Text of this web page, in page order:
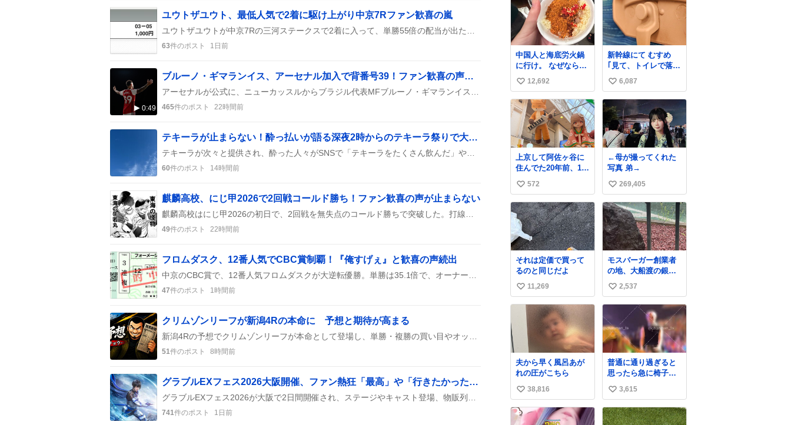
ユウトザユウト、最低人気で2着に駆け上がり中京7Rファン歓喜の嵐
ユウトザユウトが中京7Rの三河ステークスで2着に入って、単勝55倍の配当が出たことがSNSで大きく取り上げられ、ファンから「ありがとう！」や「キター！！！！」といった歓声が上がっている。
63件のポスト 1日前
0:49
ブルーノ・ギマランイス、アーセナル加入で背番号39！ファン歓喜の声『ようこそ！』
アーセナルが公式に、ニューカッスルからブラジル代表MFブルーノ・ギマランイスを獲得したと発表。移籍金は約159億円、4年契約で背番号は39に決まった。中盤の強化が期待されている。
465件のポスト 22時間前
テキーラが止まらない！酔っ払いが語る深夜2時からのテキーラ祭りで大盛り上がり
テキーラが次々と提供され、酔った人々がSNSで「テキーラをたくさん飲んだ」や「テキーラ祭りで盛り上がった」と語っている様子が広がっている。飲み過ぎで体調が崩れたという投稿も見受けられる。
60件のポスト 14時間前
麒麟高校、にじ甲2026で2回戦コールド勝ち！ファン歓喜の声が止まらない
麒麟高校はにじ甲2026の初日で、2回戦を無失点のコールド勝ちで突破した。打線が次々にヒットを重ね、投手陣も完封に近いピッチングを見せ、観戦者からは「強すぎる」「めっちゃ面白かった」などの声が上がっている。さらに、監督の宇佐美さんへの称賛も多く、次の試合への期待が高まっている。
49件のポスト 22時間前
フロムダスク、12番人気でCBC賞制覇！『俺すげぇ』と歓喜の声続出
中京のCBC賞で、12番人気フロムダスクが大逆転優勝。単勝は35.1倍で、オーナー藤田晋と騎手中井裕二にとって初の重賞勝利となり、ファンの間で「俺すげぇ」や「大穴ありがとう」などの歓声が上がっている。
47件のポスト 1時間前
クリムゾンリーフが新潟4Rの本命に 予想と期待が高まる
新潟4Rの予想でクリムゾンリーフが本命として登場し、単勝・複勝の買い目やオッズが話題になっている。馬連や三連複でも頻繁に取り上げられ、期待の声が高まっている様子が投稿から伺える。
51件のポスト 8時間前
グラブルEXフェス2026大阪開催、ファン熱狂「最高」や「行きたかった」声続出
グラブルEXフェス2026が大阪で2日間開催され、ステージやキャスト登場、物販列の混雑、チケット譲渡の呼びかけが行われた様子が投稿に映し出されている。
741件のポスト 1日前
中国人と海底労火鍋
に行け。 なぜならえ
ぐい調合して美味し
すぎる ソースを作っ
てくれるから。
い
い
ね
数
12,692
新幹線にて むすめ
｢見て、トイレで落ち
込んでる人｣ それに
しか見えなくなった
どうしてくれるんだ
い
い
ね
数
6,087
上京して阿佐ヶ谷に
住んでた20年前、19
歳の時から毎年参加
してるお祭りなので
とっても感慨深いで
す。うれしーーー！
作っていただいた方
本当にありがとう。
い
い
ね
数
572
←母が撮ってくれた
写真 弟→
い
い
ね
数
269,405
それは定価で買って
るのと同じだよ
い
い
11,269
モスバーガー創業者
の地、大船渡の銀の
モスバーガーに一
礼。
い
い
数
2,537
夫から早く風呂あが
れの圧がこちら
い
い
ね
38,816
普通に通り過ぎると
思ったら急に椅子ガ
ッって来てビビっ
た。そんでまじいい
匂い。← #超特急
_ESCORT
い
い
ね
3,615